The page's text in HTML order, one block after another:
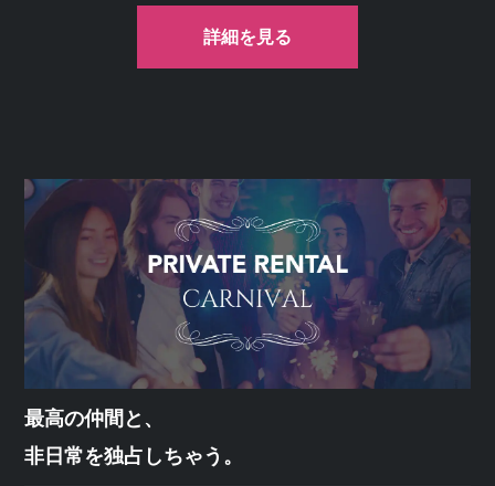
詳細を見る
最高の仲間と、
非日常を独占しちゃう。